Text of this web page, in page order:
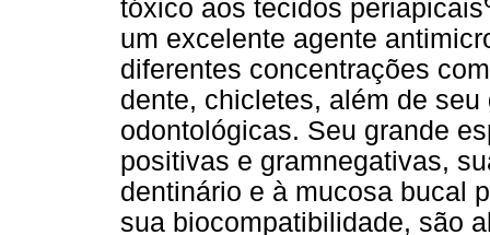
tóxico aos tecidos periapicais
um excelente agente
diferentes concentrações
dente, chicletes, além de
odontológicas. Seu grande
positivas e gramnegativas,
dentinário e à mucosa bucal
sua biocompatibilidade, são